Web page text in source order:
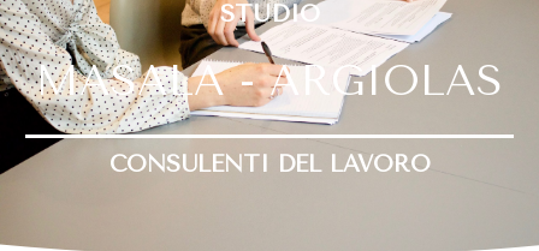
STUDIO
MASALA - ARGIOLAS
CONSULENTI DEL LAVORO